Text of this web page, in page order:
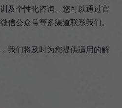
及个性化咨询。您可以通过官
信公众号等多渠道联系我们。
我们将及时为您提供适用的解